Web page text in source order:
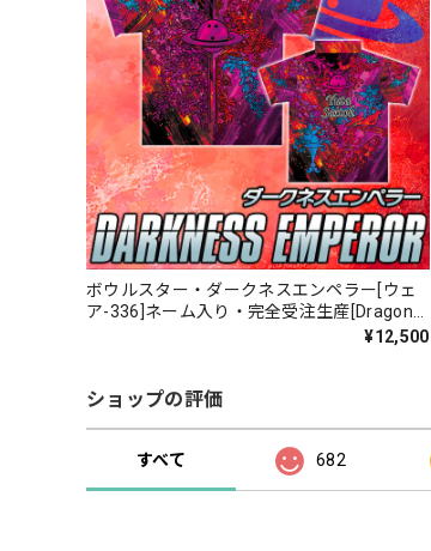
ボウルスター・ダークネスエンペラー[ウェ
ア-336]ネーム入り・完全受注生産[Dragon
¥12,500
ショップの評価
すべて 682